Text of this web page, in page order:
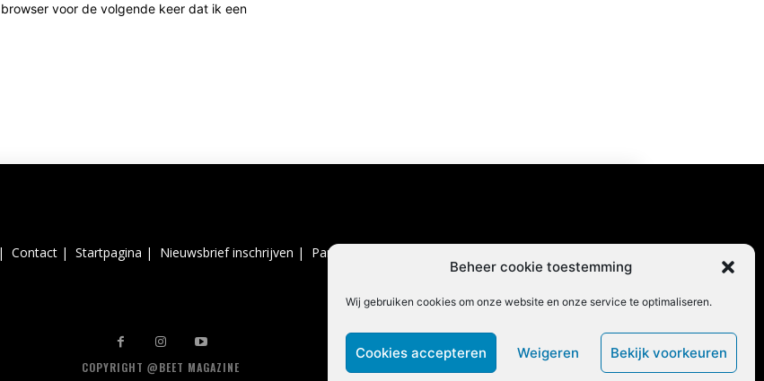
Beheer cookie toestemming
Wij gebruiken cookies om onze website en onze service te optimaliseren.
Cookies accepteren Weigeren Bekijk voorkeuren
voor de volgende keer dat ik een
Contact | Startpagina | Nieuwsbrief inschrijven | Partner content
COPYRIGHT @BEET MAGAZINE